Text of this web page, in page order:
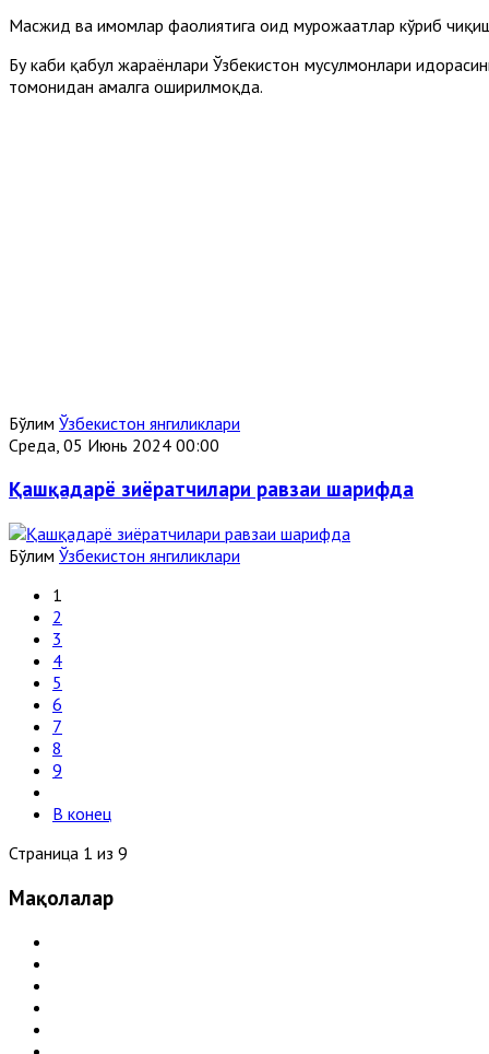
Масжид ва имомлар фаолиятига оид мурожаатлар кўриб
Бу каби қабул жараёнлари Ўзбекистон мусулмонлари
томонидан амалга оширилмоқда.
Бўлим Ўзбекистон янгиликлари
Среда, 05 Июнь 2024 00:00
Қашқадарё зиёратчилари равзаи шарифда
Бўлим Ўзбекистон янгиликлари
1
2
3
4
5
6
7
8
9
В конец
Страница 1 из 9
Мақолалар